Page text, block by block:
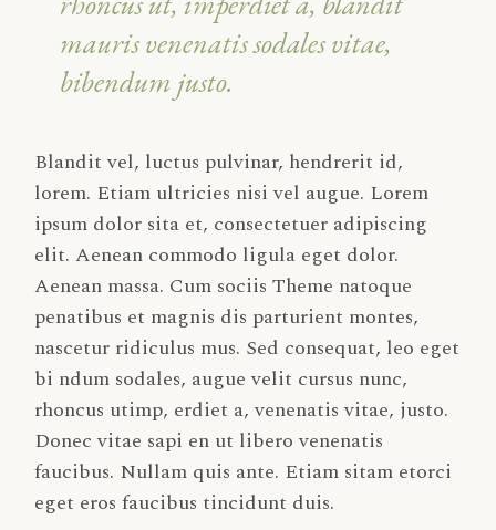
mauris venenatis sodales vitae,
bibendum justo.
Blandit vel, luctus pulvinar, hendrerit id,
lorem. Etiam ultricies nisi vel augue. Lorem
ipsum dolor sita et, consectetuer adipiscing
elit. Aenean commodo ligula eget dolor.
Aenean massa. Cum sociis Theme natoque
penatibus et magnis dis parturient montes,
nascetur ridiculus mus. Sed consequat, leo eget
bi ndum sodales, augue velit cursus nunc,
rhoncus utimp, erdiet a, venenatis vitae, justo.
Donec vitae sapi en ut libero venenatis
faucibus. Nullam quis ante. Etiam sitam etorci
eget eros faucibus tincidunt duis.